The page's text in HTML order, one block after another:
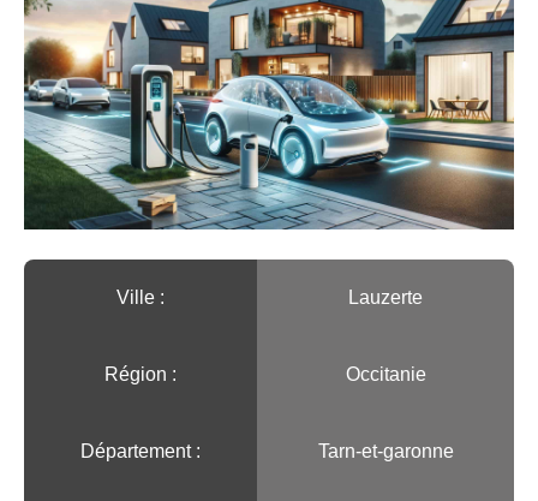
Ville :️ Lauzerte
Région :️ Occitanie
Département : Tarn-et-garonne